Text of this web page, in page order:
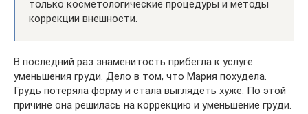
только косметологические процедуры и методы
коррекции внешности.
В последний раз знаменитость прибегла к услуге
уменьшения груди. Дело в том, что Мария похудела.
Грудь потеряла форму и стала выглядеть хуже. По этой
причине она решилась на коррекцию и уменьшение груди.